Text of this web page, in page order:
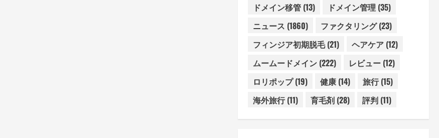
ドメイン移管(13) ドメイン管理 (35)
ニュース (1860) ファクタリング(23)
フィンジア初期脱毛(21) ヘアケア(12)
ムームードメイン(222) レビュー(12)
ロリポップ(19) 健康(14) 旅行(15)
海外旅行(11) 育毛剤(28) 評判(11)